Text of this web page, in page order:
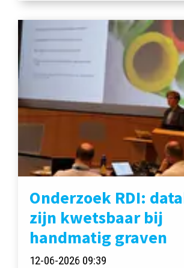
Onderzoek RDI:
zijn kwetsbaar bij
handmatig graven
12-06-2026 09:39